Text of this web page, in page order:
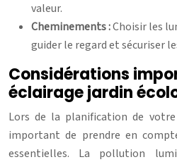
valeur.
Cheminements :Choisir les
guider le regard et sécuriser
Considérations
éclairage jardin
Lors de la planification de
important de prendre en
essentielles. La pollution